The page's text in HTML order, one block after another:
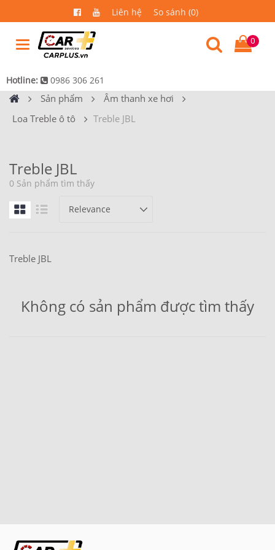
Liên hệ So sánh (0)
0
Hotline: 0986 306 261
Sản phẩm
Âm thanh xe hơi
Loa Treble ô tô
Treble JBL
Treble JBL
0 Sản phẩm tìm thấy
Treble JBL
Không có sản phẩm được tìm thấy